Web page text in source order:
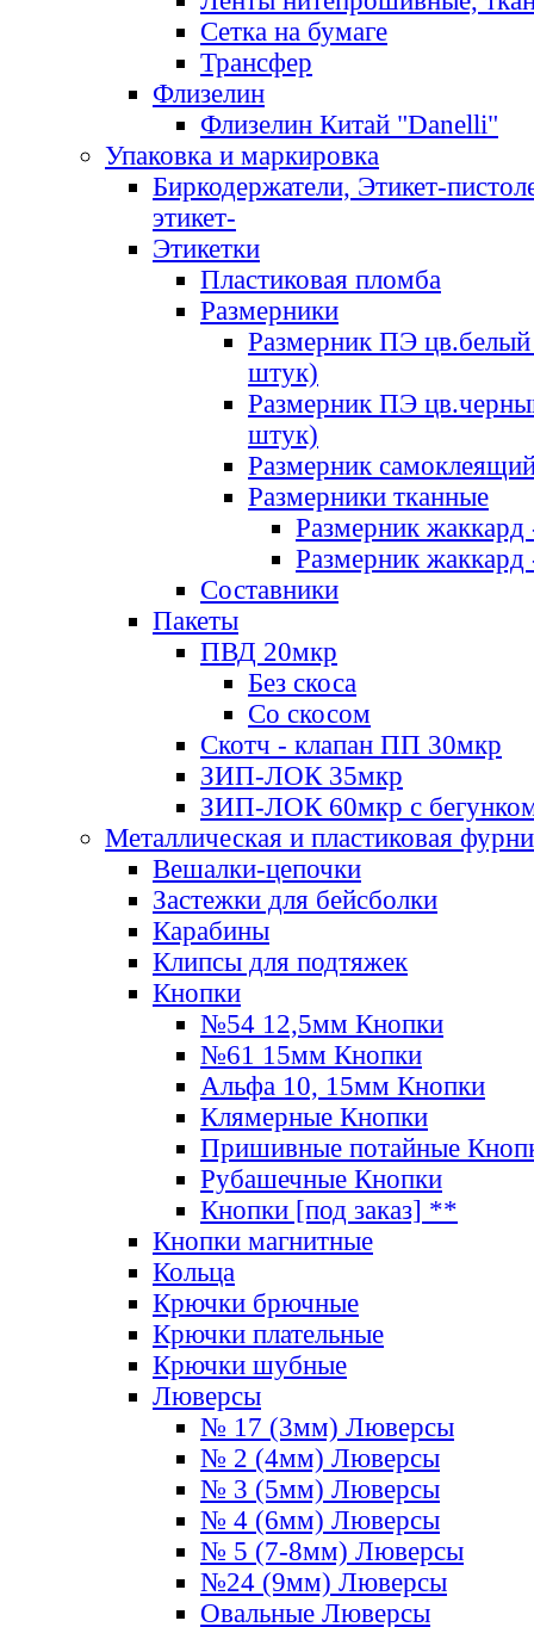
Сетка на бумаге
Трансфер
Флизелин
Флизелин Китай "Danelli"
Упаковка и маркировка
Биркодержатели, Этикет-
этикет-
Этикетки
Пластиковая пломба
Размерники
Размерник ПЭ цв.белый
штук)
Размерник ПЭ
штук)
Размерник
Размерники тканные
Размерник
Размерник
Составники
Пакеты
ПВД 20мкр
Без скоса
Со скосом
Скотч - клапан ПП 30мкр
ЗИП-ЛОК 35мкр
ЗИП-ЛОК 60мкр с
Металлическая и пластиковая
Вешалки-цепочки
Застежки для бейсболки
Карабины
Клипсы для подтяжек
Кнопки
№54 12,5мм Кнопки
№61 15мм Кнопки
Альфа 10, 15мм Кнопки
Клямерные Кнопки
Пришивные потайные
Рубашечные Кнопки
Кнопки [под заказ] **
Кнопки магнитные
Кольца
Крючки брючные
Крючки плательные
Крючки шубные
Люверсы
№ 17 (3мм) Люверсы
№ 2 (4мм) Люверсы
№ 3 (5мм) Люверсы
№ 4 (6мм) Люверсы
№ 5 (7-8мм) Люверсы
№24 (9мм) Люверсы
Овальные Люверсы